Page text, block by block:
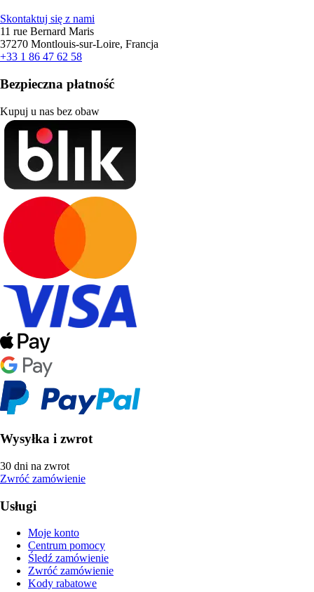
Skontaktuj się z nami
11 rue Bernard Maris
37270 Montlouis-sur-Loire, Francja
+33 1 86 47 62 58
Bezpieczna płatność
Kupuj u nas bez obaw
Wysyłka i zwrot
30 dni na zwrot
Zwróć zamówienie
Usługi
Moje konto
Centrum pomocy
Śledź zamówienie
Zwróć zamówienie
Kody rabatowe